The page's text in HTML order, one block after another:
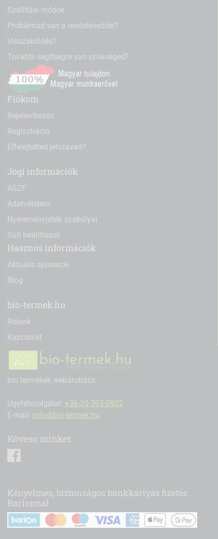
Szállítási módok
Problémád van a rendeléseddel?
Visszaküldés?
További segítségre van szükséged?
Fiókom
Bejelentkezés
Regisztráció
Elfelejtetted jelszavad?
Jogi információk
ÁSZF
Adatvételem
Nyereményjáték szabályai
Süti beállítások
Hasznos információk
Aktuális ajánlatok
Blog
bio-termek.hu
Rólunk
Kapcsolat
bio termékek webáruháza
Ügyfélszolgálat: +36-20-593-0902
E-mail: info@bio-termek.hu
Kövess minket:
Kényelmes, biztonságos bankkártyás fizetés
Barionnal